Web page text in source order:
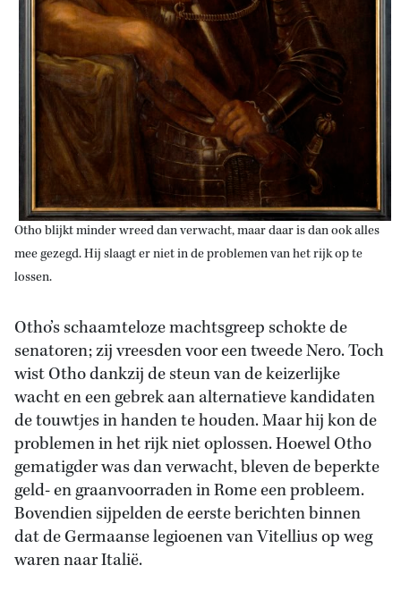
Otho blijkt minder wreed dan verwacht, maar daar is dan ook alles
mee gezegd. Hij slaagt er niet in de problemen van het rijk op te
lossen.
Otho’s schaamteloze machtsgreep schokte de
senatoren; zij vreesden voor een tweede Nero. Toch
wist Otho dankzij de steun van de keizerlijke
wacht en een gebrek aan alternatieve kandidaten
de touwtjes in handen te houden. Maar hij kon de
problemen in het rijk niet oplossen. Hoewel Otho
gematigder was dan verwacht, bleven de beperkte
geld- en graanvoorraden in Rome een probleem.
Bovendien sijpelden de eerste berichten binnen
dat de Germaanse legioenen van Vitellius op weg
waren naar Italië.